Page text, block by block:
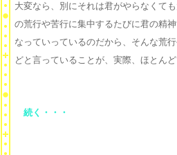
大変なら、別にそれは君がやらなくて
の荒行や苦行に集中するたびに君の精
なっていっているのだから、そんな荒
どと言っていることが、実際、ほとんど
続く・・・